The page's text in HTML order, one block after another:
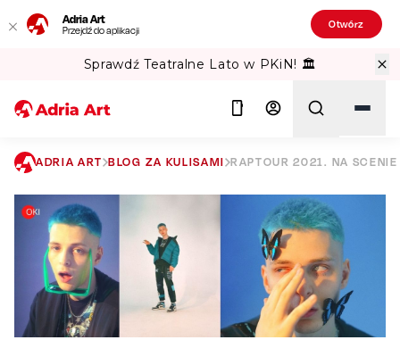
Adria Art
Przejdź do aplikacji Otwórz
Sprawdź Teatralne Lato w PKiN! 🏛️
ADRIA ART BLOG ZA KULISAMI RAPTOUR 2021. NA SCENIE